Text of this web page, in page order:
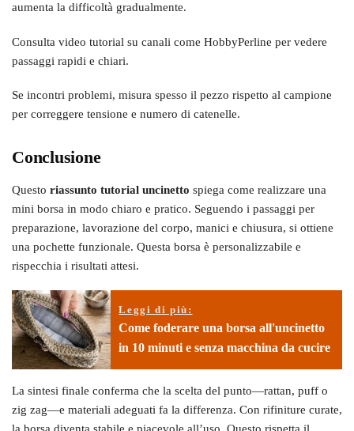
aumenta la difficoltà gradualmente.
Consulta video tutorial su canali come HobbyPerline per vedere
passaggi rapidi e chiari.
Se incontri problemi, misura spesso il pezzo rispetto al campione
per correggere tensione e numero di catenelle.
Conclusione
Questo riassunto tutorial uncinetto spiega come realizzare una
mini borsa in modo chiaro e pratico. Seguendo i passaggi per
preparazione, lavorazione del corpo, manici e chiusura, si ottiene
una pochette funzionale. Questa borsa è personalizzabile e
rispecchia i risultati attesi.
Leggi di più:
Come foderare una borsa all'uncinetto
in 10 minuti e senza macchina da cucire
La sintesi finale conferma che la scelta del punto—rattan, puff o
zig zag—e materiali adeguati fa la differenza. Con rifiniture curate,